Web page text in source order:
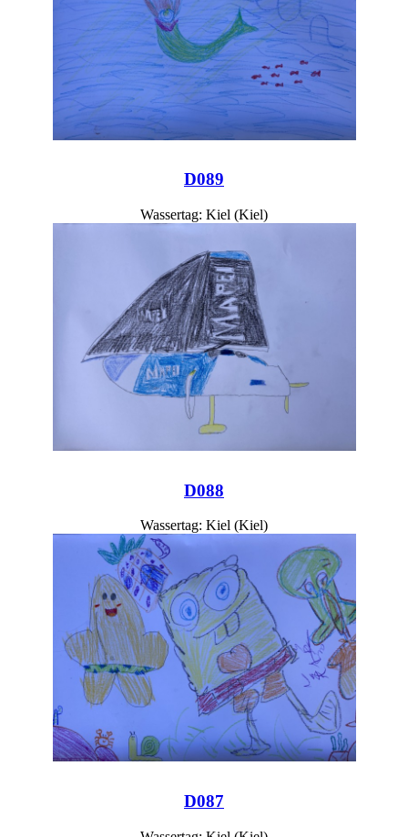
D089
Wassertag: Kiel (Kiel)
D088
Wassertag: Kiel (Kiel)
D087